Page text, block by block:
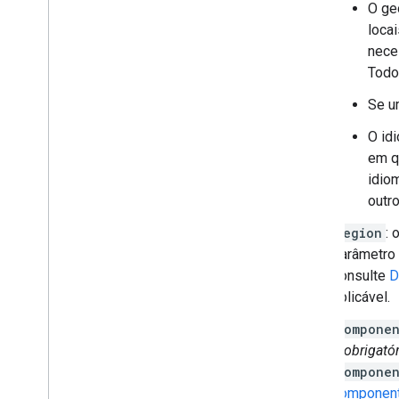
O
Se
O
em
region :
consulte
aplicável.